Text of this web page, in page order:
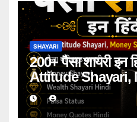
SHAYARI
200+ पैसा शायरी इन
Attitude Shayari,
2026